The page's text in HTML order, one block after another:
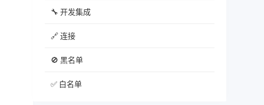
🔧 开发集成
🔗 连接
🚫 黑名单
✅ 白名单